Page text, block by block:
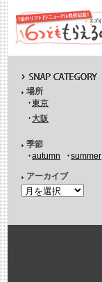
場所
東京
大阪
季節
autumn
summer
アーカイブ